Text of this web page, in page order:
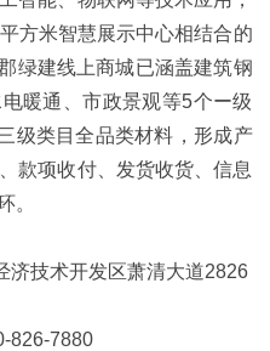
方米智慧展示中心相结合的
绿建线上商城已涵盖建筑钢
暖通、市政景观等5个ー级
级类目全品类材料，形成产
款项收付、发货收货、信息
。
技术开发区萧清大道2826
826-7880